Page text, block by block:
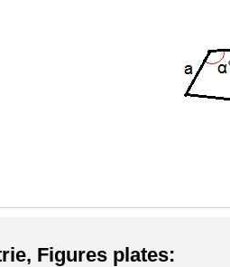
, Figures plates: